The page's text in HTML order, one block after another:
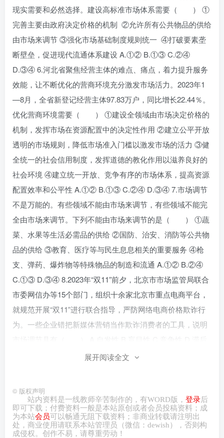
现实需要和必然选择。建设高标准市场体系需要（ ） ①
完善主要由政府决定价格的机制 ②允许所有公共物品的供给
由市场来调节 ③强化市场基础制度规则统一 ④打破要素垄
断壁垒，促进现代流通体系建设 A.①② B.①③ C.②④
D.③④ 6.河北省聚焦经营主体的难点、痛点，着力提升服务
效能，让不断优化的营商环境充分激发市场活力。2023年1
—8月，全省新登记经营主体97.83万户，同比增长22.44％。
优化营商环境需要（ ） ①建设全领域由市场决定价格的
机制，发挥市场在资源配置中的决定性作用 ②建立公平开放
透明的市场规则，降低市场准入门槛以激发市场的活力 ③健
全统一的社会信用制度，发挥道德的教化作用以滋养良好的
社会环境 ④建立统一开放、竞争有序的市场体系，提高资源
配置效率和公平性 A.①② B.①③ C.②④ D.③④ 7.市场调节
不是万能的。有些领域不能由市场来调节，有些领域不能完
全由市场来调节。下列不能由市场来调节的是（ ） ①蔬
菜、水果等生活必需品的供给 ②国防、治安、消防等公共物
品的供给 ③教育、医疗等与民生息息相关的重要服务 ④枪
支、弹药、爆炸物等特殊物品的制造和流通 A.①② B.②④
C.①③ D.③④ 8.2023年“双11”前夕，北京市市场监管局联合
市委网信办等15个部门，组织十余家北京市重点电商平台，
就规范开展“双11”进行联合指导，严防网络电商价格欺诈行
为。一些企业错把新媒体营销当作欺诈消费者的工具，说明
性 9.一段时间，“阳光玫瑰”葡萄品种的价格很高，不少地方
直线下降，种植户“钱景”堪忧。这说明（ ） ①市场调节
存在盲目性，无法弥补 ②市场调节存在滞后性，生产者利益
会受损 ③当商品供过于求时，价格一般会下跌 ④商品品质是
展开阅读全文
© 版权声明
站内资料是一线教师辛苦制作的，有WORD版， 登录后
即可下载；付费资料一般是本站原创或者会员投稿资料；成
为本站会员可以畅通无阻下载资料；非商业转载请注明出
处，商业使用请联系本站管理员（微信： dewish ），否则构
成侵权。创作不易，请尊重劳动！